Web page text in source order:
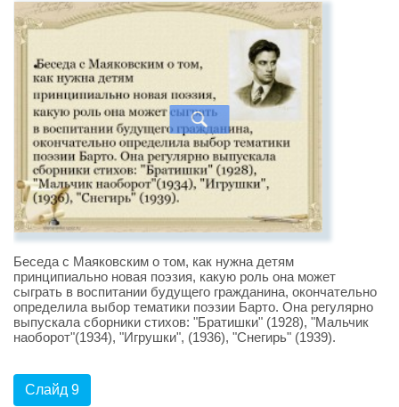
Беседа с Маяковским о том, как нужна детям
принципиально новая поэзия, какую роль она может
сыграть в воспитании будущего гражданина, окончательно
определила выбор тематики поэзии Барто. Она регулярно
выпускала сборники стихов: "Братишки" (1928), "Мальчик
наоборот"(1934), "Игрушки", (1936), "Снегирь" (1939).
Слайд 9